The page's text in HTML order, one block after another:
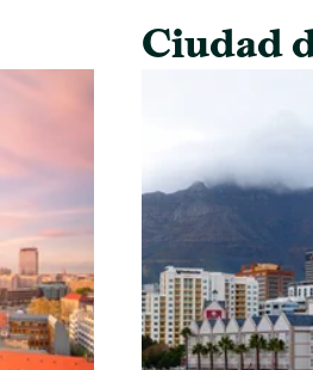
Ciudad